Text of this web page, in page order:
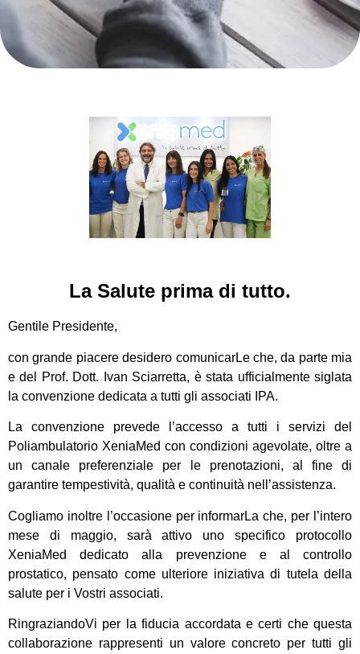
La Salute prima di tutto.
Gentile Presidente,
con grande piacere desidero comunicarLe che, da parte mia
e del Prof. Dott. Ivan Sciarretta, è stata ufficialmente siglata
la convenzione dedicata a tutti gli associati IPA.
La convenzione prevede l’accesso a tutti i servizi del
Poliambulatorio XeniaMed con condizioni agevolate, oltre a
un canale preferenziale per le prenotazioni, al fine di
garantire tempestività, qualità e continuità nell’assistenza.
Cogliamo inoltre l’occasione per informarLa che, per l’intero
mese di maggio, sarà attivo uno specifico protocollo
XeniaMed dedicato alla prevenzione e al controllo
prostatico, pensato come ulteriore iniziativa di tutela della
salute per i Vostri associati.
RingraziandoVi per la fiducia accordata e certi che questa
collaborazione rappresenti un valore concreto per tutti gli